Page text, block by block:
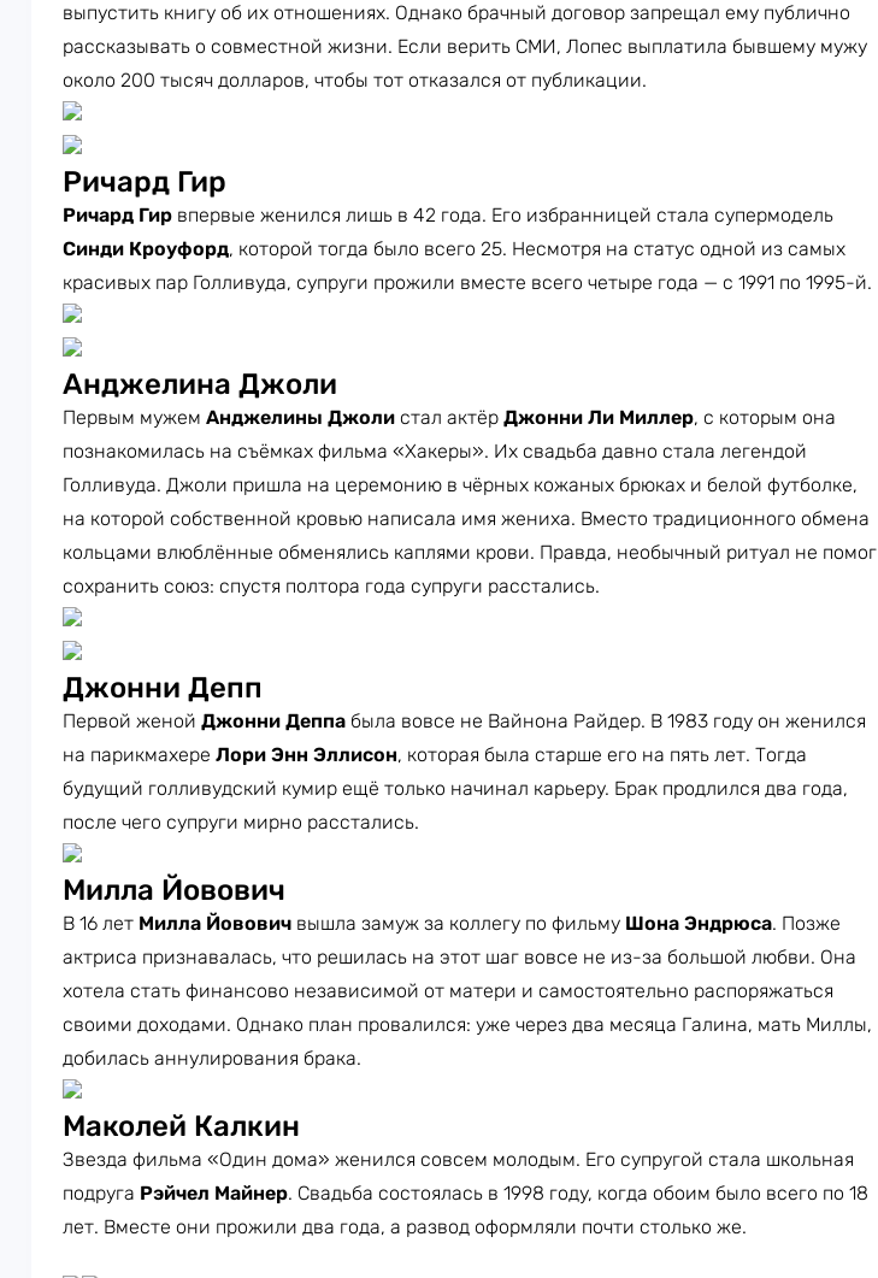
выпустить книгу об их отношениях. Однако брачный договор запрещал ему публично
рассказывать о совместной жизни. Если верить СМИ, Лопес выплатила бывшему мужу
около 200 тысяч долларов, чтобы тот отказался от публикации.
Ричард Гир
Ричард Гир впервые женился лишь в 42 года. Его избранницей стала супермодель
Синди Кроуфорд, которой тогда было всего 25. Несмотря на статус одной из самых
красивых пар Голливуда, супруги прожили вместе всего четыре года — с 1991 по 1995-й.
Анджелина Джоли
Первым мужем Анджелины Джоли стал актёр Джонни Ли Миллер, с которым она
познакомилась на съёмках фильма «Хакеры». Их свадьба давно стала легендой
Голливуда. Джоли пришла на церемонию в чёрных кожаных брюках и белой футболке,
на которой собственной кровью написала имя жениха. Вместо традиционного обмена
кольцами влюблённые обменялись каплями крови. Правда, необычный ритуал не помог
сохранить союз: спустя полтора года супруги расстались.
Джонни Депп
Первой женой Джонни Деппа была вовсе не Вайнона Райдер. В 1983 году он женился
на парикмахере Лори Энн Эллисон, которая была старше его на пять лет. Тогда
будущий голливудский кумир ещё только начинал карьеру. Брак продлился два года,
после чего супруги мирно расстались.
Милла Йовович
В 16 лет Милла Йовович вышла замуж за коллегу по фильму Шона Эндрюса. Позже
актриса признавалась, что решилась на этот шаг вовсе не из-за большой любви. Она
хотела стать финансово независимой от матери и самостоятельно распоряжаться
своими доходами. Однако план провалился: уже через два месяца Галина, мать Миллы,
добилась аннулирования брака.
Маколей Калкин
Звезда фильма «Один дома» женился совсем молодым. Его супругой стала школьная
подруга Рэйчел Майнер. Свадьба состоялась в 1998 году, когда обоим было всего по 18
лет. Вместе они прожили два года, а развод оформляли почти столько же.